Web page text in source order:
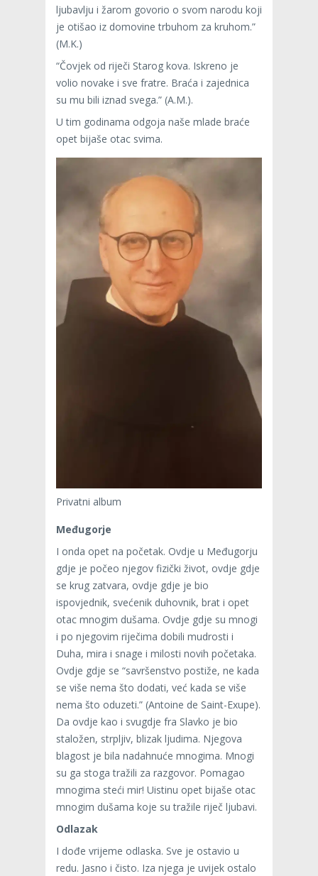
ljubavlju i žarom govorio o svom narodu koji
je otišao iz domovine trbuhom za kruhom.”
(M.K.)
“Čovjek od riječi Starog kova. Iskreno je
volio novake i sve fratre. Braća i zajednica
su mu bili iznad svega.” (A.M.).
U tim godinama odgoja naše mlade braće
opet bijaše otac svima.
Privatni album
Međugorje
I onda opet na početak. Ovdje u Međugorju
gdje je počeo njegov fizički život, ovdje gdje
se krug zatvara, ovdje gdje je bio
ispovjednik, svećenik duhovnik, brat i opet
otac mnogim dušama. Ovdje gdje su mnogi
i po njegovim riječima dobili mudrosti i
Duha, mira i snage i milosti novih početaka.
Ovdje gdje se “savršenstvo postiže, ne kada
se više nema što dodati, već kada se više
nema što oduzeti.” (Antoine de Saint-Exupe).
Da ovdje kao i svugdje fra Slavko je bio
staložen, strpljiv, blizak ljudima. Njegova
blagost je bila nadahnuće mnogima. Mnogi
su ga stoga tražili za razgovor. Pomagao
mnogima steći mir! Uistinu opet bijaše otac
mnogim dušama koje su tražile riječ ljubavi.
Odlazak
I dođe vrijeme odlaska. Sve je ostavio u
redu. Jasno i čisto. Iza njega je uvijek ostalo